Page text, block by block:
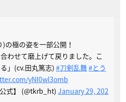
の極の姿を一部公開！
わせて磨上げて戻りました。こ
」(cv.田丸篤志) #刀剣乱舞#とう
yNI0wl3omb
式】 (@tkrb_ht) January 29, 202